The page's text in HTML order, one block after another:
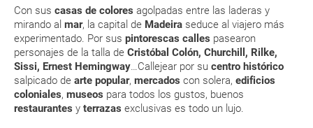
Con sus casas de colores agolpadas entre las laderas y
mirando al mar, la capital de Madeira seduce al viajero más
experimentado. Por sus pintorescas calles pasearon
personajes de la talla de Cristóbal Colón, Churchill, Rilke,
Sissi, Ernest Hemingway …Callejear por su centro histórico
salpicado de arte popular, mercados con solera, edificios
coloniales, museos para todos los gustos, buenos
restaurantes y terrazas exclusivas es todo un lujo.
En caso de tener que enviarte la documentación de un paquete
vacacional (Caribe, circuitos, tours...) te enviaremos la documentación
de tu reserva alrededor de 10 días antes de salida, la cual deberás
imprimir y llevar contigo en el viaje.
Esta documentación te será requerida en el mostrador de la compañía
aérea a la hora de realizar el check-in el día de la salida.